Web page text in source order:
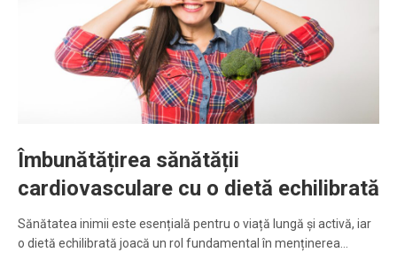
Îmbunătățirea sănătății
cardiovasculare cu o dietă echilibrată
Sănătatea inimii este esențială pentru o viață lungă și activă, iar
o dietă echilibrată joacă un rol fundamental în menținerea…